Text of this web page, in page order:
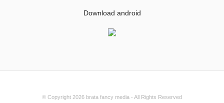
Download android
© Copyright 2026 brata fancy media - All Rights Reserved